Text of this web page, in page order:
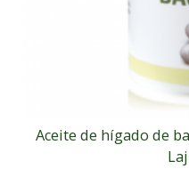
Aceite de hígado de